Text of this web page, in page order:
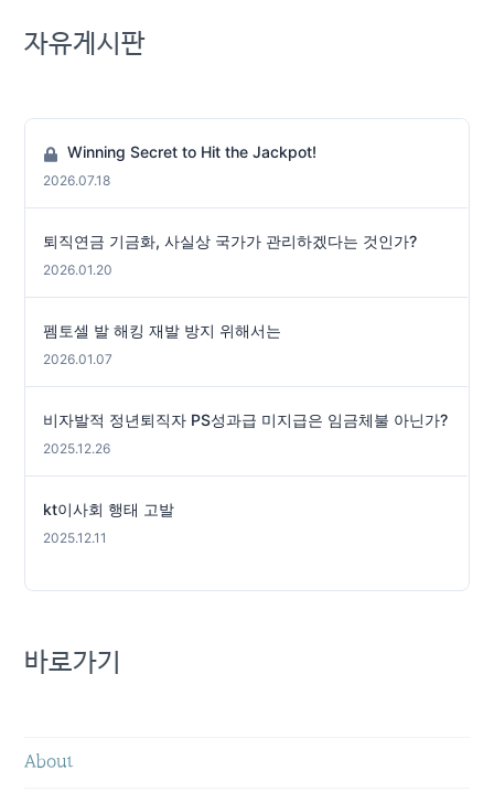
자유게시판
Winning Secret to Hit the Jackpot!
2026.07.18
퇴직연금 기금화, 사실상 국가가 관리하겠다는 것인가?
2026.01.20
펨토셀 발 해킹 재발 방지 위해서는
2026.01.07
비자발적 정년퇴직자 PS성과급 미지급은 임금체불 아닌가?
2025.12.26
kt이사회 행태 고발
2025.12.11
바로가기
About